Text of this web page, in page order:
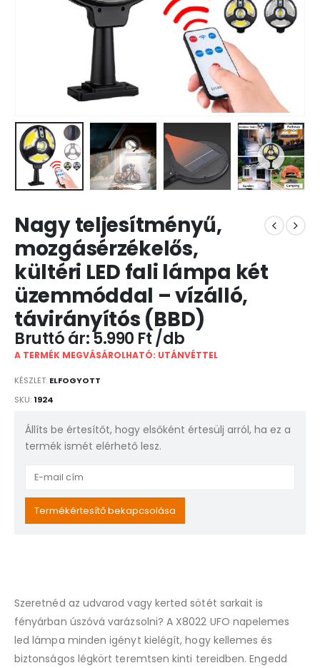
Nagy teljesítményű,
mozgásérzékelős,
kültéri LED fali lámpa két
üzemmóddal – vízálló,
távirányítós (BBD)
5.990 Ft
A TERMÉK MEGVÁSÁROLHATÓ: UTÁNVÉTTEL
KÉSZLET: ELFOGYOTT
SKU:1924
Állíts be értesítőt, hogy elsőként értesülj arról, ha ez a
termék ismét elérhető lesz.
Enter
email
address
for
this
product
Termékértesítő bekapcsolása
Szeretnéd az udvarod vagy kerted sötét sarkait is
fényárban úszóvá varázsolni? A X8022 UFO napelemes
led lámpa minden igényt kielégít, hogy kellemes és
biztonságos légkört teremtsen kinti tereidben. Engedd